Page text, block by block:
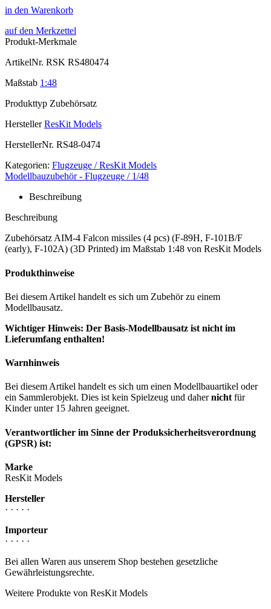
in den Warenkorb
auf den Merkzettel
Produkt-Merkmale
ArtikelNr. RSK RS480474
Maßstab 1:48
Produkttyp Zubehörsatz
Hersteller ResKit Models
HerstellerNr. RS48-0474
Kategorien: Flugzeuge / ResKit Models
Modellbauzubehör - Flugzeuge / 1/48
Beschreibung
Beschreibung
Zubehörsatz AIM-4 Falcon missiles (4 pcs) (F-89H, F-101B/F
(early), F-102A) (3D Printed) im Maßstab 1:48 von ResKit Models
Produkthinweise
Bei diesem Artikel handelt es sich um Zubehör zu einem
Modellbausatz.
Wichtiger Hinweis: Der Basis-Modellbausatz ist nicht im
Lieferumfang enthalten!
Warnhinweis
Bei diesem Artikel handelt es sich um einen Modellbauartikel oder
ein Sammlerobjekt. Dies ist kein Spielzeug und dahernicht für
Kinder unter 15 Jahren geeignet.
Verantwortlicher im Sinne der Produksicherheitsverordnung
(GPSR) ist:
Marke
ResKit Models
Hersteller
· · · · ·
Importeur
· · · · ·
Bei allen Waren aus unserem Shop bestehen gesetzliche
Gewährleistungsrechte.
Weitere Produkte von ResKit Models